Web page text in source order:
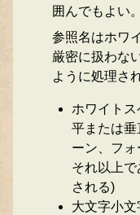
囲んでもよい。
参照名はホワ
厳密に扱わな
ように処理さ
ホワイト
平または垂
ーン、フ
それ以上
される)
大文字小